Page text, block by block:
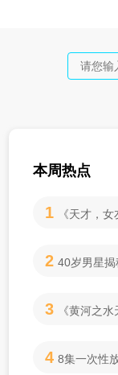
本周热点
1 《天才，女友》
2 40岁男星揭秘：为
3 《黄河之
4 8集一次性放出！派